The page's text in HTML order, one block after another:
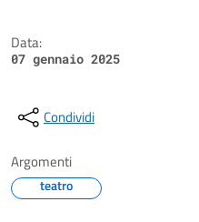
Data:
07 gennaio 2025
Condividi
Argomenti
teatro